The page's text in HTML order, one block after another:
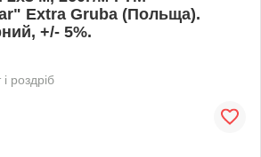
Extra Gruba (Польща).
+/- 5%.
роздріб